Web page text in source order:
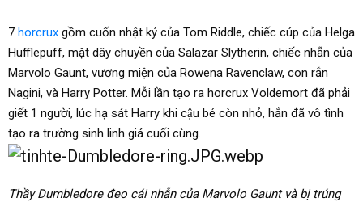
7 horcrux gồm cuốn nhật ký của Tom Riddle, chiếc cúp của Helga
Hufflepuff, mặt dây chuyền của Salazar Slytherin, chiếc nhẫn của
Marvolo Gaunt, vương miện của Rowena Ravenclaw, con rắn
Nagini, và Harry Potter. Mỗi lần tạo ra horcrux Voldemort đã phải
giết 1 người, lúc hạ sát Harry khi cậu bé còn nhỏ, hắn đã vô tình
tạo ra trường sinh linh giá cuối cùng.
Thầy Dumbledore đeo cái nhẫn của Marvolo Gaunt và bị trúng